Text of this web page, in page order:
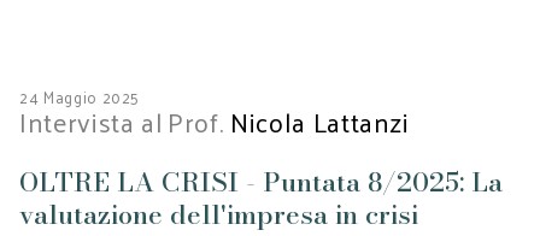
24 Maggio 2025
Intervista al Prof. Nicola Lattanzi
OLTRE LA CRISI - Puntata 8/2025: La
valutazione dell'impresa in crisi